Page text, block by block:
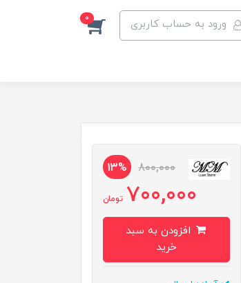
ورود به حساب کاربری 0
800,000
13%
700,000 تومان
افزودن به سبد
خرید